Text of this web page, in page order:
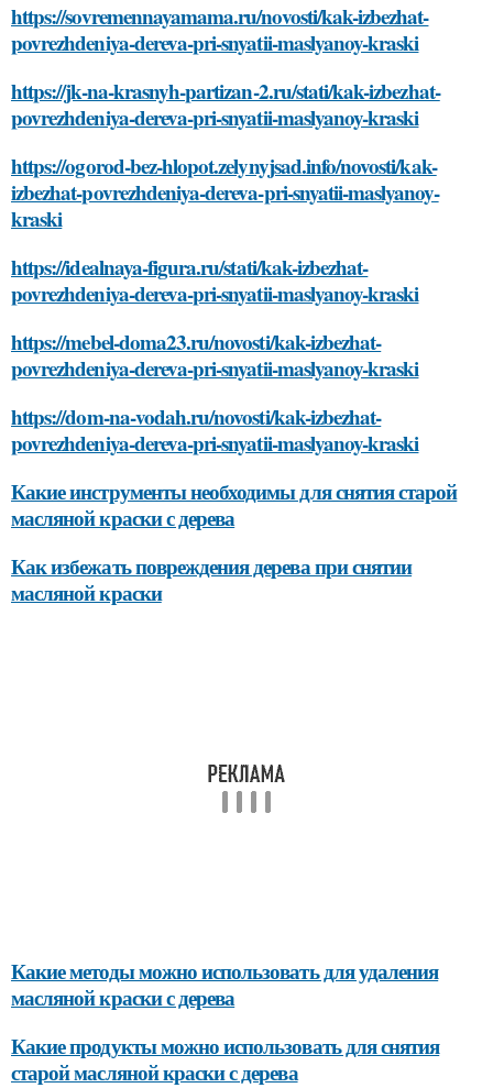
https://sovremennayamama.ru/novosti/kak-izbezhat-
povrezhdeniya-dereva-pri-snyatii-maslyanoy-kraski
https://jk-na-krasnyh-partizan-2.ru/stati/kak-izbezhat-
povrezhdeniya-dereva-pri-snyatii-maslyanoy-kraski
https://ogorod-bez-hlopot.zelynyjsad.info/novosti/kak-
izbezhat-povrezhdeniya-dereva-pri-snyatii-maslyanoy-
kraski
https://idealnaya-figura.ru/stati/kak-izbezhat-
povrezhdeniya-dereva-pri-snyatii-maslyanoy-kraski
https://mebel-doma23.ru/novosti/kak-izbezhat-
povrezhdeniya-dereva-pri-snyatii-maslyanoy-kraski
https://dom-na-vodah.ru/novosti/kak-izbezhat-
povrezhdeniya-dereva-pri-snyatii-maslyanoy-kraski
Какие инструменты необходимы для снятия старой
масляной краски с дерева
Как избежать повреждения дерева при снятии
масляной краски
Какие методы можно использовать для удаления
масляной краски с дерева
Какие продукты можно использовать для снятия
старой масляной краски с дерева